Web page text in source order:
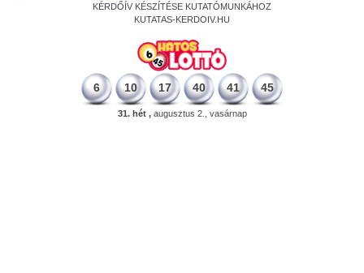
KÉRDŐÍV KÉSZÍTÉSE KUTATÓMUNKÁHOZ
KUTATAS-KERDOIV.HU
6 10 17 40 41 45
31. hét ,augusztus 2., vasárnap